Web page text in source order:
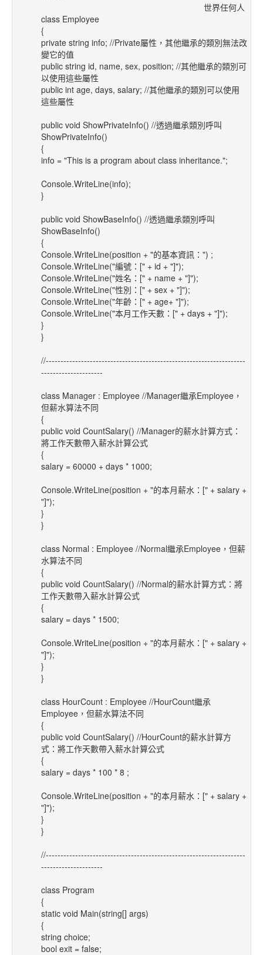
世界任何人
class Employee
{
private string info; //Private屬性，其他繼承的類別無法改
變它的值
public string id, name, sex, position; //其他繼承的類別可
以使用這些屬性
public int age, days, salary; //其他繼承的類別可以使用
這些屬性
public void ShowPrivateInfo() //透過繼承類別呼叫
ShowPrivateInfo()
{
info = "This is a program about class inheritance.";
Console.WriteLine(info);
}
public void ShowBaseInfo() //透過繼承類別呼叫
ShowBaseInfo()
{
Console.WriteLine(position + "的基本資訊：") ;
Console.WriteLine("編號：[" + id + "]");
Console.WriteLine("姓名：[" + name + "]");
Console.WriteLine("性別：[" + sex + "]");
Console.WriteLine("年齡：[" + age+ "]");
Console.WriteLine("本月工作天數：[" + days + "]");
}
}
//--------------------------------------------------------------------
---------------------
class Manager : Employee //Manager繼承Employee，
但薪水算法不同
{
public void CountSalary() //Manager的薪水計算方式：
將工作天數帶入薪水計算公式
{
salary = 60000 + days * 1000;
Console.WriteLine(position + "的本月薪水：[" + salary +
"]");
}
}
class Normal : Employee //Normal繼承Employee，但薪
水算法不同
{
public void CountSalary() //Normal的薪水計算方式：將
工作天數帶入薪水計算公式
{
salary = days * 1500;
Console.WriteLine(position + "的本月薪水：[" + salary +
"]");
}
}
class HourCount : Employee //HourCount繼承
Employee，但薪水算法不同
{
public void CountSalary() //HourCount的薪水計算方
式：將工作天數帶入薪水計算公式
{
salary = days * 100 * 8 ;
Console.WriteLine(position + "的本月薪水：[" + salary +
"]");
}
}
//--------------------------------------------------------------------
---------------------
class Program
{
static void Main(string[] args)
{
string choice;
bool exit = false;